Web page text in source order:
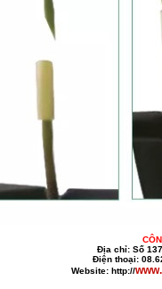
Địa chỉ: Số
Điện thoại:
Website: http://